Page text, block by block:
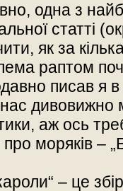
одна з
статті
як за
раптом
писав я в
дивовижно
аж ось
про моряків –
– це